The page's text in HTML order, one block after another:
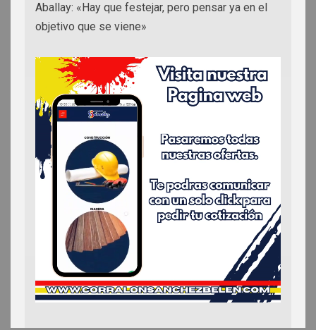
Aballay: «Hay que festejar, pero pensar ya en el
objetivo que se viene»